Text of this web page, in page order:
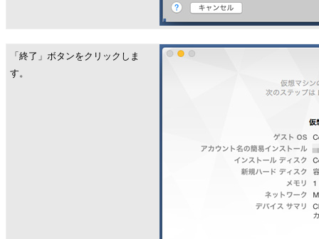
「終了」ボタンをクリックしま
す。